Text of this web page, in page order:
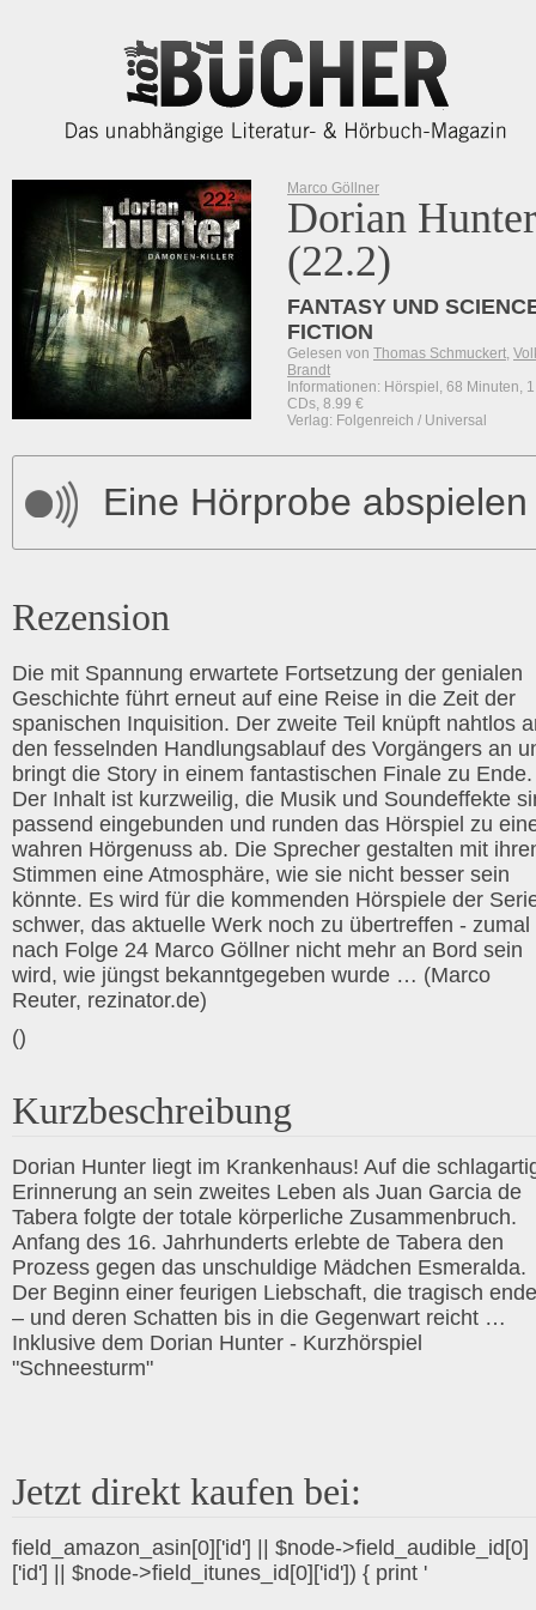
Marco Göllner
Dorian Hunter
(22.2)
FANTASY UND
FICTION
Gelesen von Thomas Schmuckert,
Brandt
Informationen: Hörspiel, 68 Minuten, 1
CDs, 8.99 €
Verlag: Folgenreich / Universal
Eine Hörprobe abspielen
Rezension
Die mit Spannung erwartete Fortsetzung der genialen
Geschichte führt erneut auf eine Reise in die Zeit der
spanischen Inquisition. Der zweite Teil knüpft nahtlos
den fesselnden Handlungsablauf des Vorgängers an
bringt die Story in einem fantastischen Finale zu Ende.
Der Inhalt ist kurzweilig, die Musik und Soundeffekte
passend eingebunden und runden das Hörspiel zu
wahren Hörgenuss ab. Die Sprecher gestalten mit
Stimmen eine Atmosphäre, wie sie nicht besser sein
könnte. Es wird für die kommenden Hörspiele der
schwer, das aktuelle Werk noch zu übertreffen - zumal
nach Folge 24 Marco Göllner nicht mehr an Bord sein
wird, wie jüngst bekanntgegeben wurde … (Marco
Reuter, rezinator.de)
()
Kurzbeschreibung
Dorian Hunter liegt im Krankenhaus! Auf die
Erinnerung an sein zweites Leben als Juan Garcia de
Tabera folgte der totale körperliche Zusammenbruch.
Anfang des 16. Jahrhunderts erlebte de Tabera den
Prozess gegen das unschuldige Mädchen Esmeralda.
Der Beginn einer feurigen Liebschaft, die tragisch
– und deren Schatten bis in die Gegenwart reicht …
Inklusive dem Dorian Hunter - Kurzhörspiel
"Schneesturm"
Jetzt direkt kaufen bei:
field_amazon_asin[0]['id'] || $node->field_audible_id[0]
['id'] || $node->field_itunes_id[0]['id']) { print '